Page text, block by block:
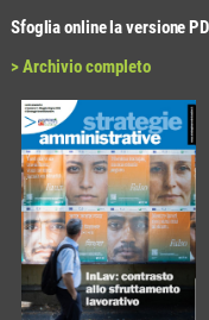
Sfoglia online la versione
> Archivio completo